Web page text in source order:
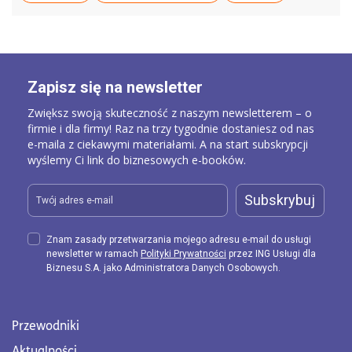
zmian w przepisach to nie tylko obowiązek, ale
zarządzanie ryzykiem prawno-biznesowym i
wspieranie rozwoju firmy w dynamicznym
otoczeniu prawnym i gospodarczym. W dobie
technologicznego,
świadomość przepisów
prawnych jest jeszcze bardziej nieodzowna. Jak
wiesz, wiele aspektów działalności gospodarczej
może być uregulowanych przez prawo. Od
kwestii związanych zrejestracją firmy, przez
środowiska – prawo dotyka niemal każdego
obszaru działalności biznesowej.
Przewodniki
Zapisz się na newsletter
Zwiększ swoją skuteczność z naszym newsletterem – o
firmie i dla firmy! Raz na trzy tygodnie dostaniesz od nas
e-maila z ciekawymi materiałami. A na start subskrypcji
wyślemy Ci link do biznesowych e-booków.
Subskrybuj
Znam zasady przetwarzania mojego adresu e-mail do usługi
newsletter w ramach Polityki Prywatności przez ING Usługi dla
Biznesu S.A. jako Administratora Danych Osobowych.